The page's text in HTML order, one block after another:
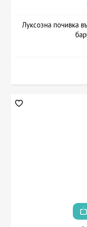
Луксозна почивка